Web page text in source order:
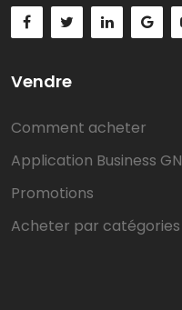
Vendre
Comment acheter
Application Business GN
Promotions
Acheter par catégories